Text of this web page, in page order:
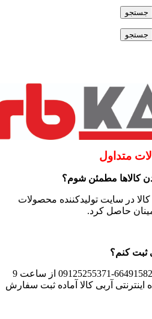
جستجو
جستجو
متداول
با وارد کردن Reference Code کالا در سایت تولیدکننده محصولات
حاصل کرد.
بله، با شماره های 66492534-66491582-09125255371 از ساعت 9
اینترنتی آربی کالا آماده ثبت سفارش